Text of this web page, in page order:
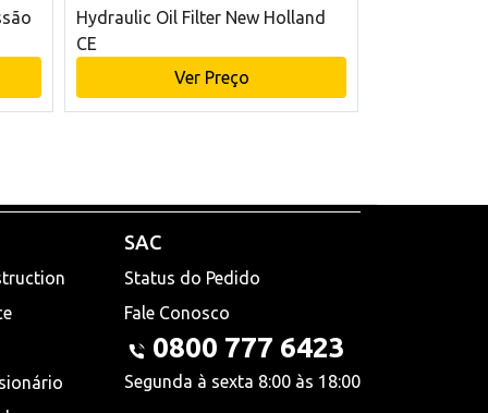
Hydraulic Oil Filter New Holland
CE
Ver Preço
SAC
Status do Pedido
Fale Conosco
0800 777 6423
Segunda à sexta 8:00 às 18:00